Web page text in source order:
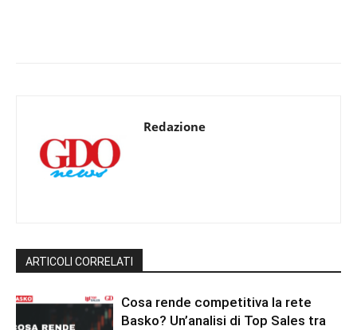
Redazione
ARTICOLI CORRELATI
Cosa rende competitiva la rete
Basko? Un’analisi di Top Sales tra